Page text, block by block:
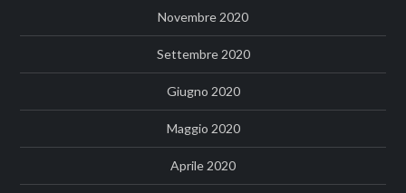
Novembre 2020
Settembre 2020
Giugno 2020
Maggio 2020
Aprile 2020